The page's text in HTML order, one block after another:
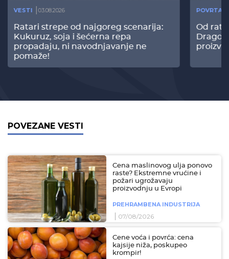
VESTI 03.08.2026
Ratari strepe od najgoreg scenarija:
Kukuruz, soja i šećerna repa
propadaju, ni navodnjavanje ne
pomaže!
Od
POVEZANE VESTI
Cena maslinovog ulja ponovo
raste? Ekstremne vrućine i
požari ugrožavaju
proizvodnju u Evropi
PREHRAMBENA INDUSTRIJA
07/08/2026
Cene voća i povrća: cena
kajsije niža, poskupeo
krompir!